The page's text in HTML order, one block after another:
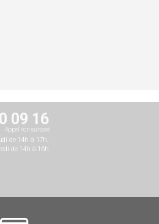
09 16
Appel non surtaxé
de 14h à 17h,
de 14h à 16h